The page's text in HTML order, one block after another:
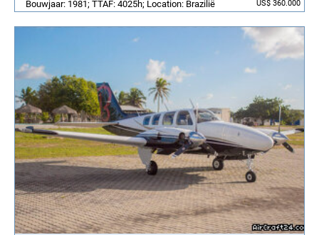
US$ 360.000
Bouwjaar: 1981; TTAF: 4025h; Location: Brazilië